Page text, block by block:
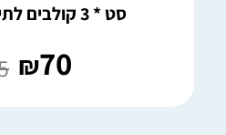
סט * 3 קולבים לתיקים – שחור
₪70